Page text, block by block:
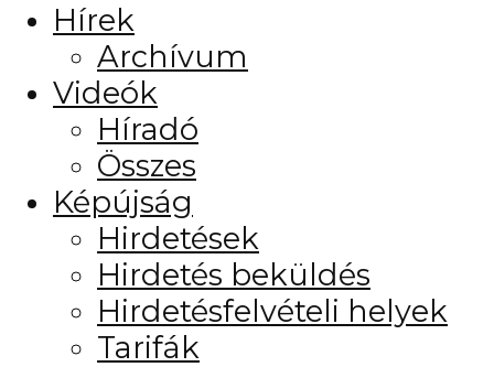
Hírek
Archívum
Videók
Híradó
Összes
Képújság
Hirdetések
Hirdetés beküldés
Hirdetésfelvételi helyek
Tarifák